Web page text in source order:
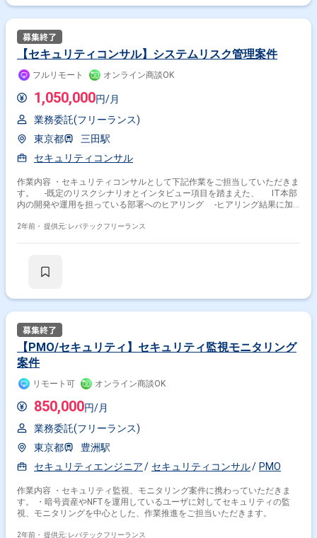
【セキュリティコンサル】システムリスク管理案件
フルリモート オンライン商談OK
1,050,000円/月
業務委託(フリーランス)
東京都
三田駅
セキュリティコンサル
作業内容 ・セキュリティコンサルとして下記作業をご担当していただきま
す。 -既定のリスクシナリオとインタビュー項目を踏まえた、 IT本部
内の開発や運用を担っている部署へのヒアリング -ヒアリング結果に加
2年前・ 提供元: レバテックフリーランス
【PMO/セキュリティ】セキュリティ監視モニタリング
案件
リモート可 オンライン商談OK
850,000円/月
業務委託(フリーランス)
東京都
豊洲駅
セキュリティエンジニア
セキュリティコンサル PMO
作業内容 ・セキュリティ監視、モニタリング案件に携わっていただきま
す。 ・暗号資産やNFTを運用しているユーザに対してセキュリティの監
視、モニタリングを中心とした、作業推進をご担当いただきます。
2年前・ 提供元: レバテックフリーランス